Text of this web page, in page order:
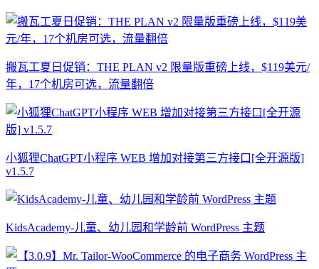
搬瓦工夏日促销：THE PLAN v2 限量版重磅上线，$119美元/
年，17个机房可选，流量翻倍
小狐狸ChatGPT小程序 WEB 增加对接第三方接口[全开源版]
v1.5.7
KidsAcademy-儿童、幼儿园和学龄前 WordPress 主题